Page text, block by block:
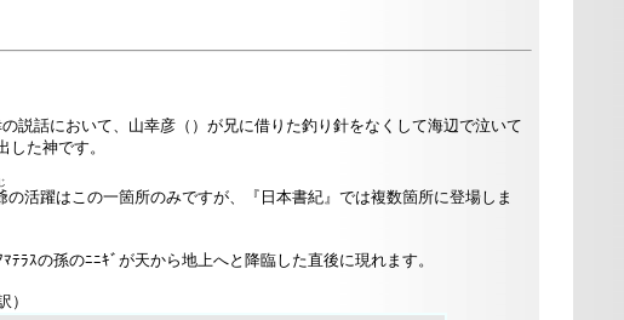
説話において、山幸彦（ ）が兄に借りた釣り針をなくして海辺で泣いて
た神です。
の活躍はこの一箇所のみですが、『日本書紀』では複数箇所に登場しま
ﾗｽの孫のﾆﾆｷﾞが天から地上へと降臨した直後に現れます。